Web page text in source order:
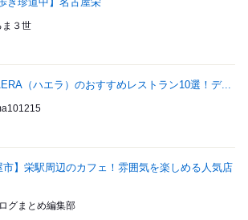
ま３世
（ハエラ）のおすすめレストラン10選！デ...
市】栄駅周辺のカフェ！雰囲気を楽しめる人気店
グまとめ編集部